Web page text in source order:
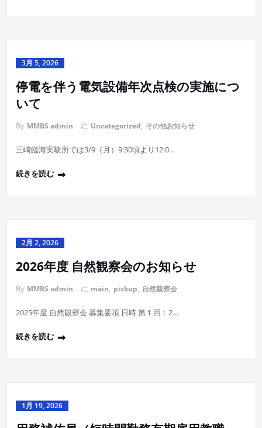
3月 5, 2026
停電を伴う電気設備年次点検の実施につ
いて
By MMBS admin に Uncategorized, その他お知らせ
三崎臨海実験所では3/9（月）9:30頃より12:0…
続きを読む
2月 2, 2026
2026年度 自然観察会のお知らせ
By MMBS admin に main, pickup, 自然観察会
2025年度 自然観察会 募集要項 日時 第１回：2…
続きを読む
1月 19, 2026